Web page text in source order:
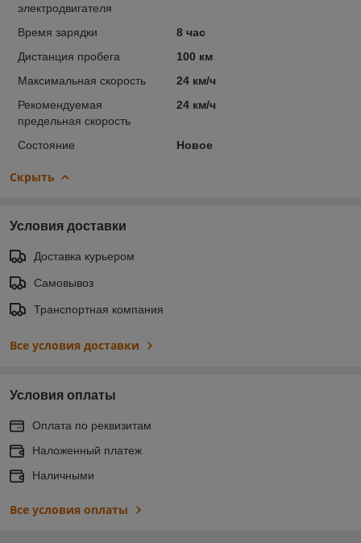
электродвигателя
Время зарядки
8 час
Дистанция пробега
100 км
Максимальная скорость
24 км/ч
Рекомендуемая
предельная скорость
24 км/ч
Состояние Новое
Скрыть
Условия доставки
Доставка курьером
Самовывоз
Транспортная компания
Все условия доставки
Условия оплаты
Оплата по реквизитам
Наложенный платеж
Наличными
Все условия оплаты